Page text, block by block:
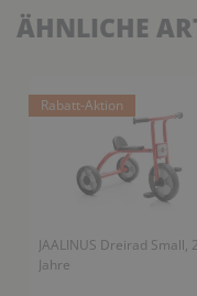
ÄHNLICHE
Rabatt-Aktion
JAALINUS Dreirad Small,
Jahre